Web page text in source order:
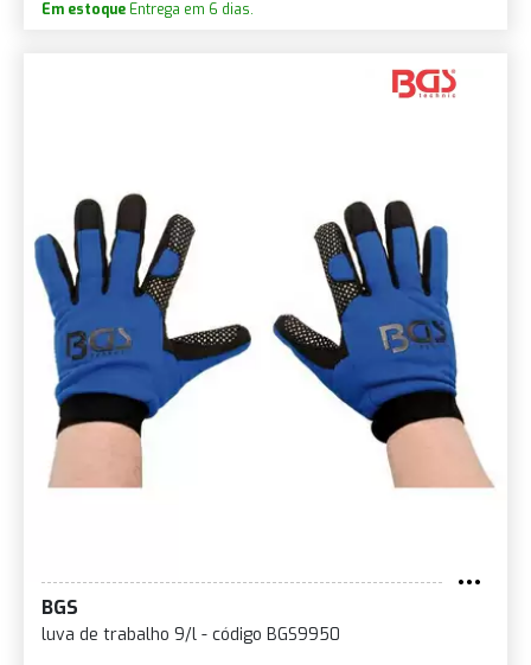
Em estoque Entrega em 6 dias.
BGS
luva de trabalho 9/l - código BGS9950